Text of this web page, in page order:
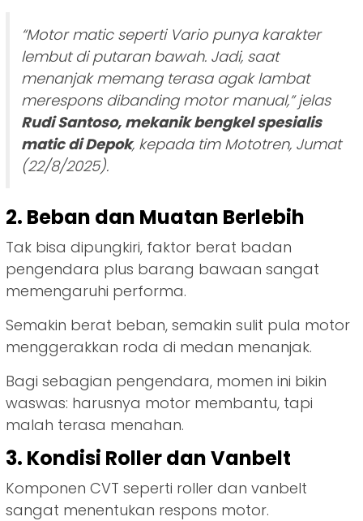
“Motor matic seperti Vario punya karakter
lembut di putaran bawah. Jadi, saat
menanjak memang terasa agak lambat
merespons dibanding motor manual,” jelas
Rudi Santoso, mekanik bengkel spesialis
matic di Depok, kepada tim Mototren, Jumat
(22/8/2025).
2. Beban dan Muatan Berlebih
Tak bisa dipungkiri, faktor berat badan
pengendara plus barang bawaan sangat
memengaruhi performa.
Semakin berat beban, semakin sulit pula motor
menggerakkan roda di medan menanjak.
Bagi sebagian pengendara, momen ini bikin
waswas: harusnya motor membantu, tapi
malah terasa menahan.
3. Kondisi Roller dan Vanbelt
Komponen CVT seperti roller dan vanbelt
sangat menentukan respons motor.